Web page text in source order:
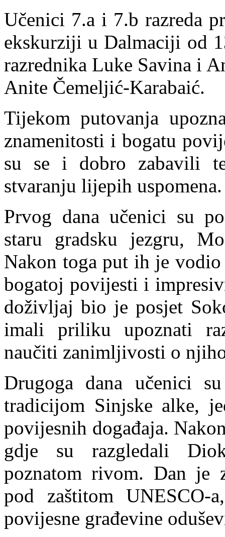
Učenici 7.a i 7.b razreda
ekskurziji u Dalmaciji od
razrednika Luke Savina i
Anite Čemeljić-Karabaić.
Tijekom putovanja
znamenitosti i bogatu
su se i dobro zabavili
stvaranju lijepih uspomena.
Prvog dana učenici su
staru gradsku jezgru,
Nakon toga put ih je
bogatoj povijesti i
doživljaj bio je posjet
imali priliku upoznati
naučiti zanimljivosti o
Drugoga dana učenici
tradicijom Sinjske alke,
povijesnih događaja.
gdje su razgledali
poznatom rivom. Dan je
pod zaštitom
povijesne građevine